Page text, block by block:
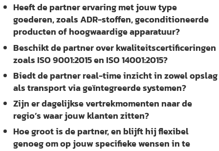
Heeft de partner ervaring met jouw type
goederen, zoals ADR-stoffen, geconditioneerde
producten of hoogwaardige apparatuur?
Beschikt de partner over kwaliteitscertificeringen
zoals ISO 9001:2015 en ISO 14001:2015?
Biedt de partner real-time inzicht in zowel opslag
als transport via geïntegreerde systemen?
Zijn er dagelijkse vertrekmomenten naar de
regio’s waar jouw klanten zitten?
Hoe groot is de partner, en blijft hij flexibel
genoeg om op jouw specifieke wensen in te